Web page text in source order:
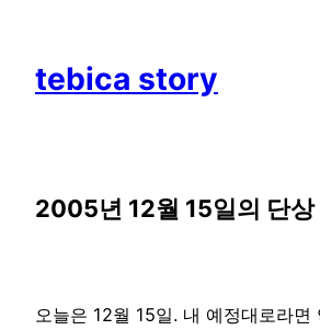
content
tebica story
2005년 12월 15일의 단상
오늘은 12월 15일. 내 예정대로라면